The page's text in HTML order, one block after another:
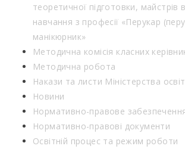
теоретичної підготовки, майстрів
навчання з професії «Перукар
манікюрник»
Методична комісія класних
Методична робота
Накази та листи Міністерства
Новини
Нормативно-правове
Нормативно-правові документи
Освітній процес та режим роботи